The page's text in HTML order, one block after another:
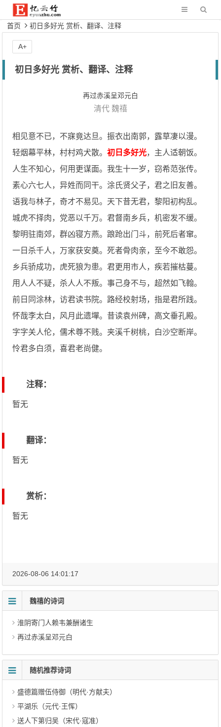
首页 初日多好光 赏析、翻译、注释
初日多好光 赏析、翻译、注释
再过赤溪呈邓元白
清代 魏禧
相见意不已，不寐竟达旦。振衣出南郭，露草凄以漫。
轻烟幕平林，村村鸡犬散。初日多好光，主人适朝饭。
人生不知心，何用更谋面。我生十一岁，窃希范张传。
素心六七人，异姓而同干。涂氏贤父子，君之旧友善。
语我与林子，奇才不易见。天下昔无君，黎阳初构乱。
城虎不择肉，党恶以千万。君督南乡兵，机密发不缓。
黎明驻南郊，群凶寝方燕。踉跄出门斗，前死后者窜。
一日杀千人，万家获安奠。死者骨肉亲，至今不敢怨。
乡兵骄成功，虎死狼为患。君更用市人，疾若摧枯蔓。
用人人不疑，杀人人不叛。事己身不与，超然如飞翰。
前日同涂林，访君读书院。路经校射场，指是君所践。
怀哉李太白，风月此遗墠。昔读袁州碑，高文垂孔殿。
字字关人伦，儒术尊不贱。夹溪千树桃，白沙空断岸。
怜君多白须，喜君老尚健。
注释：
暂无
翻译：
暂无
赏析：
暂无
A+
2026-08-06 14:01:17
魏禧的诗词
淮阴寄门人赖韦兼酬诸生
再过赤溪呈邓元白
随机推荐诗词
盛德篇赠伍侍御（明代·方献夫）
平湖乐（元代·王恽）
送人下第归吴（宋代·寇准）